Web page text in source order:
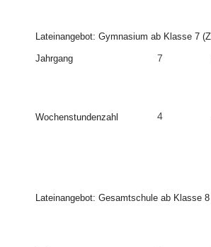
Lateinangebot: Gymnasium ab Klasse 7
Jahrgang 7
Wochenstundenzahl 4
Lateinangebot: Gesamtschule ab Klasse